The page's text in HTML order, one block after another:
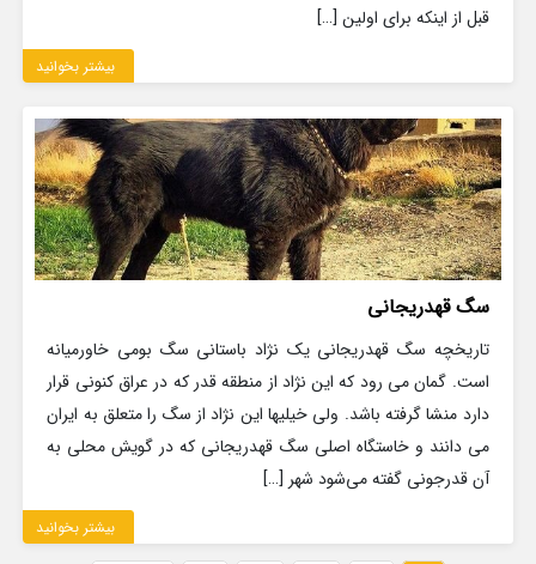
قبل از اینکه برای اولین […]
بیشتر بخوانید
سگ قهدریجانی
تاریخچه سگ قهدریجانی یک نژاد باستانی سگ بومی خاورمیانه
است. گمان می رود که این نژاد از منطقه قدر که در عراق کنونی قرار
دارد منشا گرفته باشد. ولی خیلیها این نژاد از سگ را متعلق به ایران
می دانند و خاستگاه اصلی سگ قهدریجانی که در گویش محلی به
آن قدرجونی گفته می‌شود شهر […]
بیشتر بخوانید